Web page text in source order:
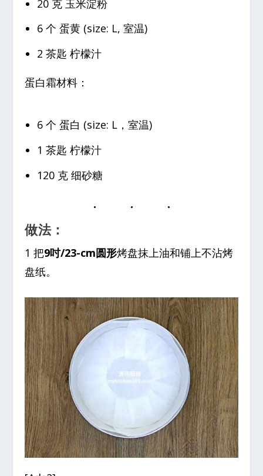
20 克 玉米淀粉
6 个 蛋黄 (size: L, 室温)
2 茶匙 柠檬汁
蛋白霜材料：
6 个 蛋白 (size: L，室温)
1 茶匙 柠檬汁
120 克 细砂糖
做法：
1 把9吋/23-cm圆形烤盘抹上油和铺上不沾烤
盘纸。